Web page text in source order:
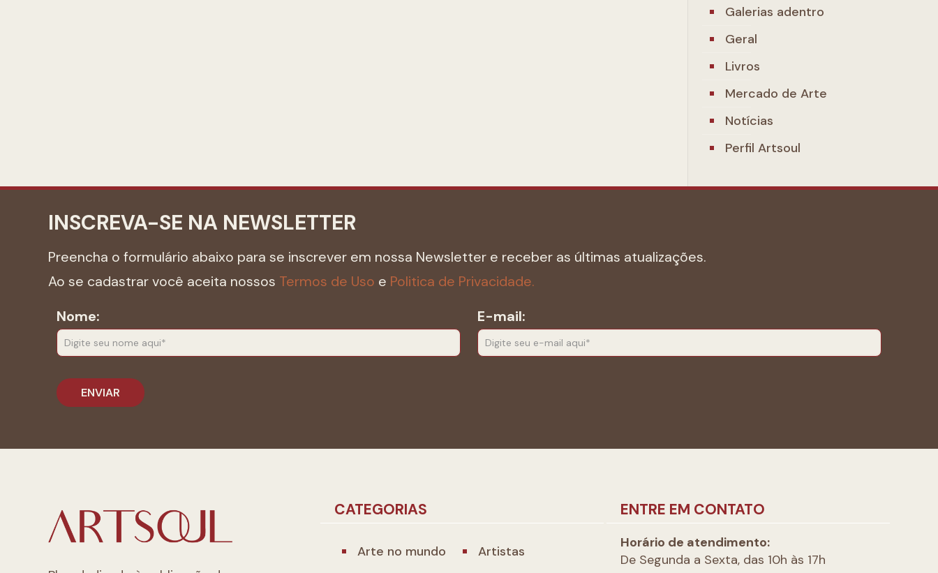
Galerias adentro
Geral
Livros
Mercado de Arte
Notícias
Perfil Artsoul
INSCREVA-SE NA NEWSLETTER
Preencha o formulário abaixo para se inscrever em nossa Newsletter e receber as últimas atualizações.
Ao se cadastrar você aceita nossos Termos de Uso e Politica de Privacidade.
Nome:
E-mail:
CATEGORIAS
Arte no mundo
Artistas
ENTRE EM CONTATO
Horário de atendimento:
De Segunda a Sexta, das 10h às 17h